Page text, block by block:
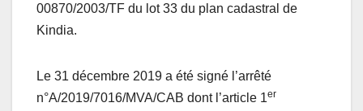
00870/2003/TF du lot 33 du plan cadastral de
Kindia.
Le 31 décembre 2019 a été signé l’arrêté
n°A/2019/7016/MVA/CAB dont l’article 1er